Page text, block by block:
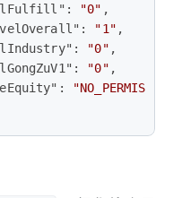
: "0" ,
: "1" ,
: "0" ,
: "0" ,
: